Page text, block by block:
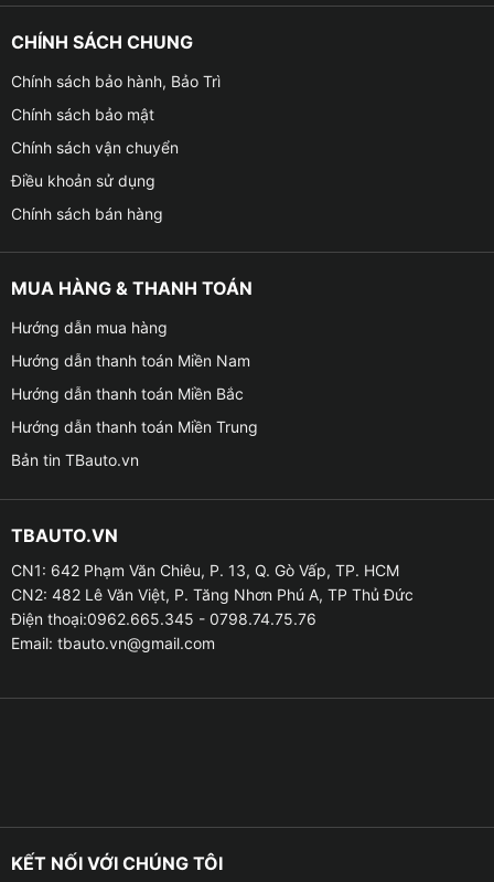
khá cứng cáp, thường được gắn vào viền nội thất ô tô
bằng keo dán 3M chuyên dụng cho nên vô cùng chắc
chắn và khó bị bong tróc.
✤ Tuổi thọ cao, tiết kiệm điện năng. Lắp đặt an toàn
nhanh chóng và được sử dụng cắm giắc zin 100% vì
thế nó sẽ không làm ảnh hưởng đến kết cấu của xe.
Địa chỉ lắp led nội thất ô tô cho xe VinFast
khác nhau theo sở thích của bạn, giúp bạn tạo ra
CHÍNH SÁCH CHUNG
Chính sách bảo hành, Bảo Trì
Chính sách bảo mật
Chính sách vận chuyển
Điều khoản sử dụng
Chính sách bán hàng
MUA HÀNG & THANH TOÁN
Hướng dẫn mua hàng
Hướng dẫn thanh toán Miền Nam
Hướng dẫn thanh toán Miền Bắc
Hướng dẫn thanh toán Miền Trung
Bản tin TBauto.vn
TBAUTO.VN
CN1: 642 Phạm Văn Chiêu, P. 13, Q. Gò Vấp, TP. HCM
CN2: 482 Lê Văn Việt, P. Tăng Nhơn Phú A, TP Thủ Đức
Điện thoại:0962.665.345 - 0798.74.75.76
Email: tbauto.vn@gmail.com
KẾT NỐI VỚI CHÚNG TÔI